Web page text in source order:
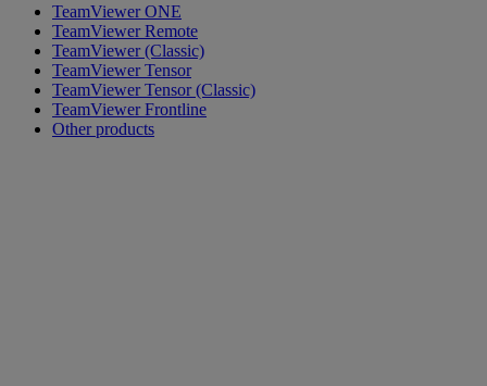
TeamViewer ONE
TeamViewer Remote
TeamViewer (Classic)
TeamViewer Tensor
TeamViewer Tensor (Classic)
TeamViewer Frontline
Other products